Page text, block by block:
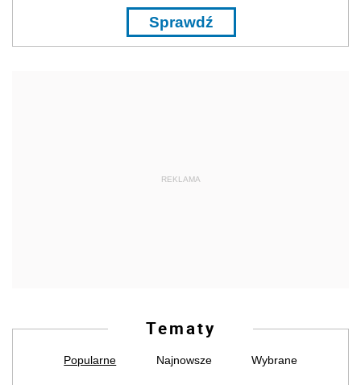
Sprawdź
REKLAMA
Tematy
Popularne Najnowsze Wybrane